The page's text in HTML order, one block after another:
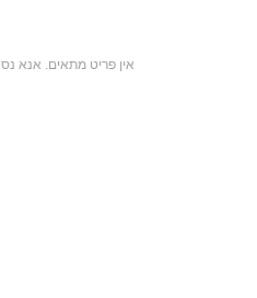
אין פריט מתאים. אנא